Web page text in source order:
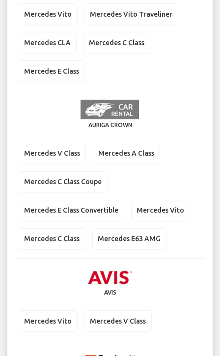
Mercedes Vito Mercedes Vito Traveliner
Mercedes CLA Mercedes C Class
Mercedes E Class
AURIGA CROWN
Mercedes V Class Mercedes A Class
Mercedes C Class Coupe
Mercedes E Class Convertible Mercedes Vito
Mercedes C Class Mercedes E63 AMG
AVIS
Mercedes Vito Mercedes V Class